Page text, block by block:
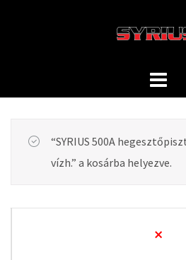
“SYRIUS 500A
vízh.” a kosárba helyezve.
×